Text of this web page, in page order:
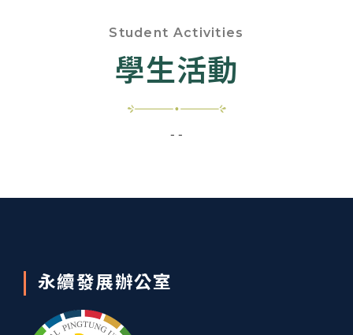
Student Activities
學生活動
- -
永續發展辦公室